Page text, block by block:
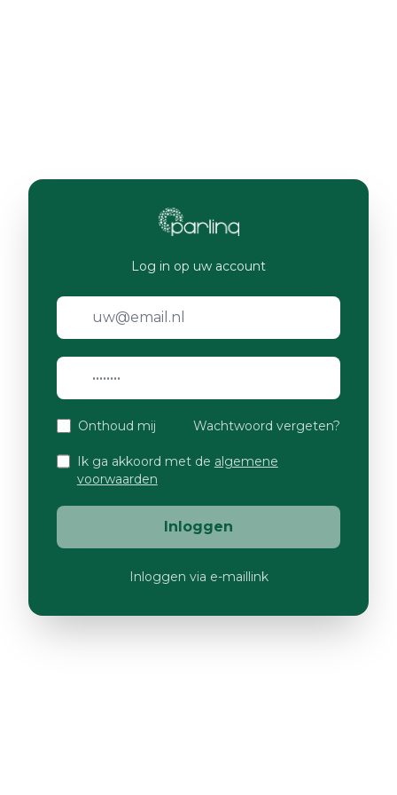
Log in op uw account
Onthoud mij Wachtwoord vergeten?
Ik ga akkoord met de algemene
voorwaarden
Inloggen
Inloggen via e-maillink